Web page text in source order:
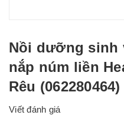
Nồi dưỡng sinh
nắp núm liền
Rêu (062280464)
Viết đánh giá